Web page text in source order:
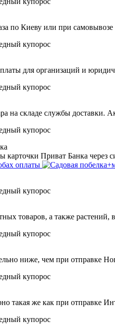
по Киеву или при
для организаций и
на складе службы доставки.
карточки Приват Банка через
оплаты
товаров, а также
ниже, чем при отправке
такая же как при отправке